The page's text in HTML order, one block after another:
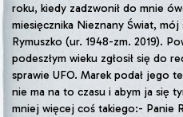
roku, kiedy zadzwonił do mnie
miesięcznika Nieznany Świat,
Rymuszko (ur. 1948-zm. 2019).
podeszłym wieku zgłosił się do
sprawie UFO. Marek podał jego
nie ma na to czasu i abym ja się
mniej więcej coś takiego:- Panie